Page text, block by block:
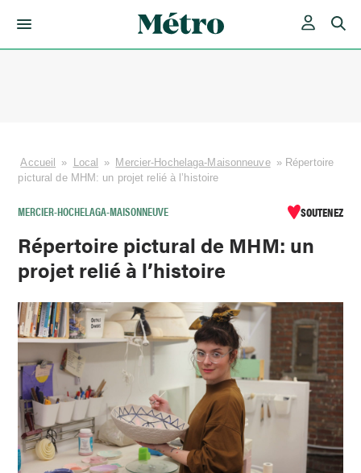
Accueil » Local » Mercier-Hochelaga-Maisonneuve » Répertoire
pictural de MHM: un projet relié à l’histoire
MERCIER-HOCHELAGA-MAISONNEUVE SOUTENEZ
Répertoire pictural de MHM: un
projet relié à l’histoire